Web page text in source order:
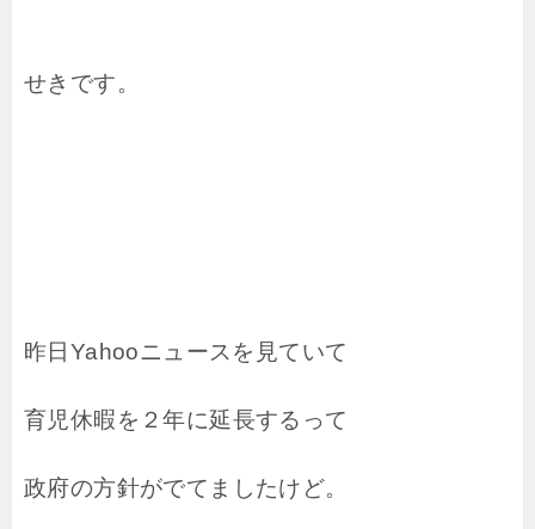
せきです。
昨日Yahooニュースを見ていて
育児休暇を２年に延長するって
政府の方針がでてましたけど。